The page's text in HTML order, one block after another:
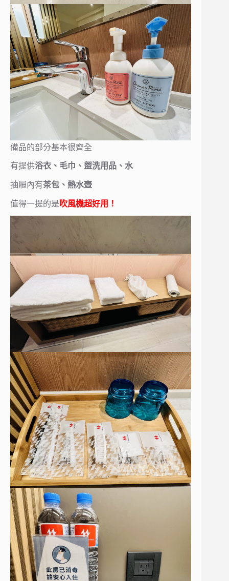
備品的部分基本很齊全
有提供浴衣、毛巾、盥洗用品、水
抽屜內有茶包、熱水壺
值得一提的是 吹風機超好用！